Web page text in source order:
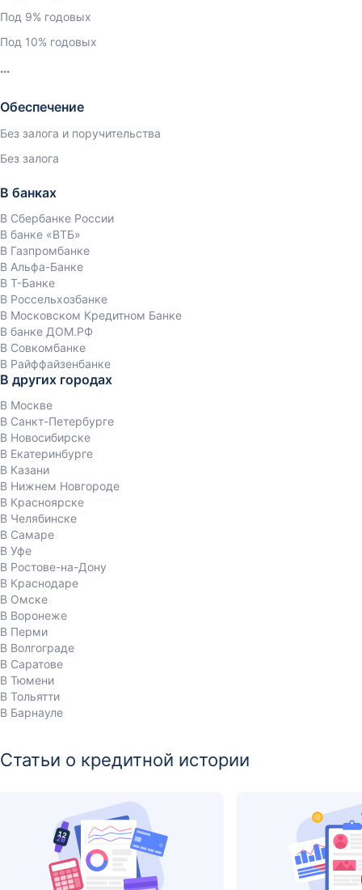
Под 9% годовых
Под 10% годовых
Обеспечение
Без залога и поручительства
Без залога
В банках
В Сбербанке России
В банке «ВТБ»
В Газпромбанке
В Альфа-Банке
В Т-Банке
В Россельхозбанке
В Московском Кредитном Банке
В банке ДОМ.РФ
В Совкомбанке
В Райффайзенбанке
В других городах
В Москве
В Санкт-Петербурге
В Новосибирске
В Екатеринбурге
В Казани
В Нижнем Новгороде
В Красноярске
В Челябинске
В Самаре
В Уфе
В Ростове-на-Дону
В Краснодаре
В Омске
В Воронеже
В Перми
В Волгограде
В Саратове
В Тюмени
В Тольятти
В Барнауле
Статьи о кредитной истории